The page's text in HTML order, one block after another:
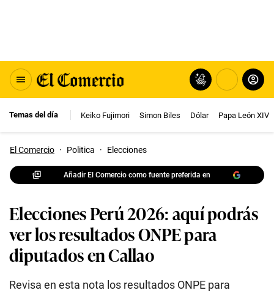
Temas del día Keiko Fujimori Simon Biles Dólar Papa León XIV
El Comercio · Politica · Elecciones
Añadir El Comercio como fuente preferida en
Elecciones Perú 2026: aquí podrás
ver los resultados ONPE para
diputados en Callao
Revisa en esta nota los resultados ONPE para